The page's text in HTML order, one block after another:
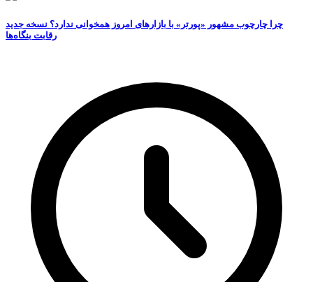
چرا چارچوب مشهور «پورتر» با بازارهای امروز همخوانی ندارد؟ نسخه جدید
رقابت‌ بنگاه‌ها